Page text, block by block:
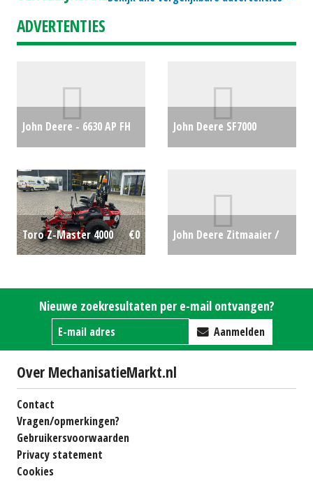
ADVERTENTIES
John Deere - 6630 AP FH
John Deere SF7000
(HIL) #76636
€7650
Toro Z-Master 4000
€0
John Deere Zitmaaier /
#692955
€0
Nieuwe zoekresultaten per e-mail ontvangen?
Aanmelden
Over MechanisatieMarkt.nl
Contact
Vragen/opmerkingen?
Gebruikersvoorwaarden
Privacy statement
Cookies